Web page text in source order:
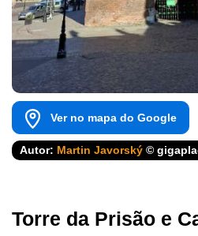
Ver no mapa do Google
Autor: Martin Javorský ©
Torre da Prisão e